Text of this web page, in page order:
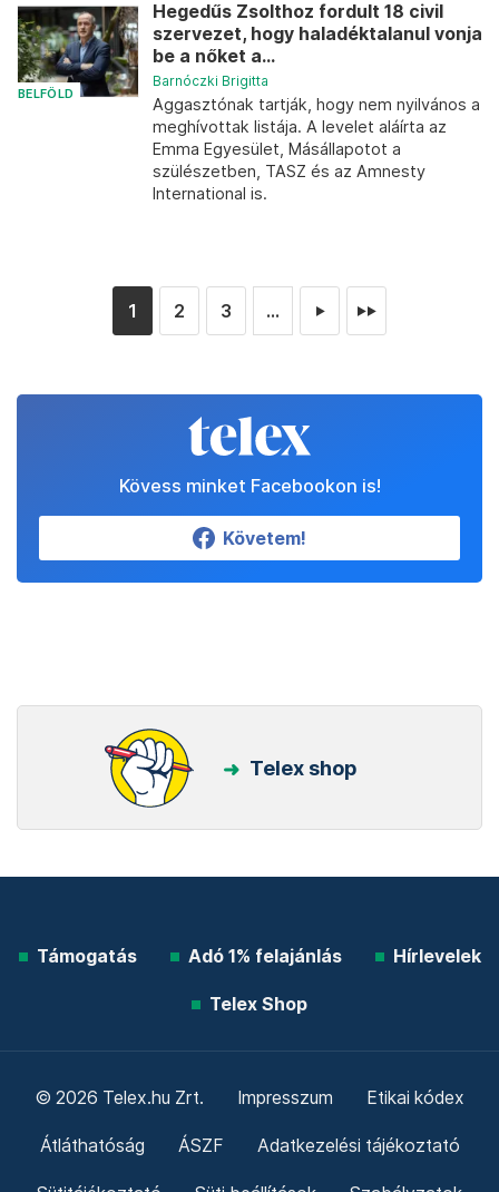
BELFÖLD
Hegedűs Zsolthoz fordult 18 civil
szervezet, hogy haladéktalanul vonja
be a nőket a...
Barnóczki Brigitta
Aggasztónak tartják, hogy nem nyilvános a
meghívottak listája. A levelet aláírta az
Emma Egyesület, Másállapotot a
szülészetben, TASZ és az Amnesty
International is.
1 2 3 ... ► ►►
Kövess minket Facebookon is!
Követem!
Telex shop
Támogatás Adó 1% felajánlás Hírlevelek
Telex Shop
© 2026 Telex.hu Zrt. Impresszum Etikai kódex
Átláthatóság ÁSZF Adatkezelési tájékoztató